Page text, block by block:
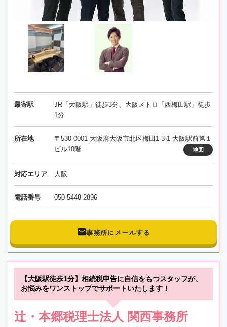
最寄駅
JR「大阪駅」徒歩3分、大阪メトロ「西梅田駅」徒歩
1分
所在地
〒530-0001 大阪府大阪市北区梅田1-3-1 大阪駅前第１
ビル10階
地図
対応エリア 大阪
電話番号 050-5448-2896
事務所にメールする
【大阪駅徒歩1分】相続税申告に自信をもつスタッフが、
お悩みをワンストップでサポートいたします！
辻・本郷税理士法人 関西事務所